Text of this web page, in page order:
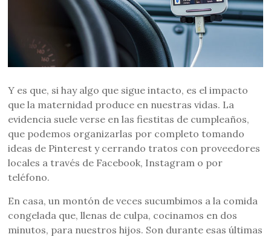
Y es que, si hay algo que sigue intacto, es el impacto
que la maternidad produce en nuestras vidas. La
evidencia suele verse en las fiestitas de cumpleaños,
que podemos organizarlas por completo tomando
ideas de Pinterest y cerrando tratos con proveedores
locales a través de Facebook, Instagram o por
teléfono.
En casa, un montón de veces sucumbimos a la comida
congelada que, llenas de culpa, cocinamos en dos
minutos, para nuestros hijos. Son durante esas últimas